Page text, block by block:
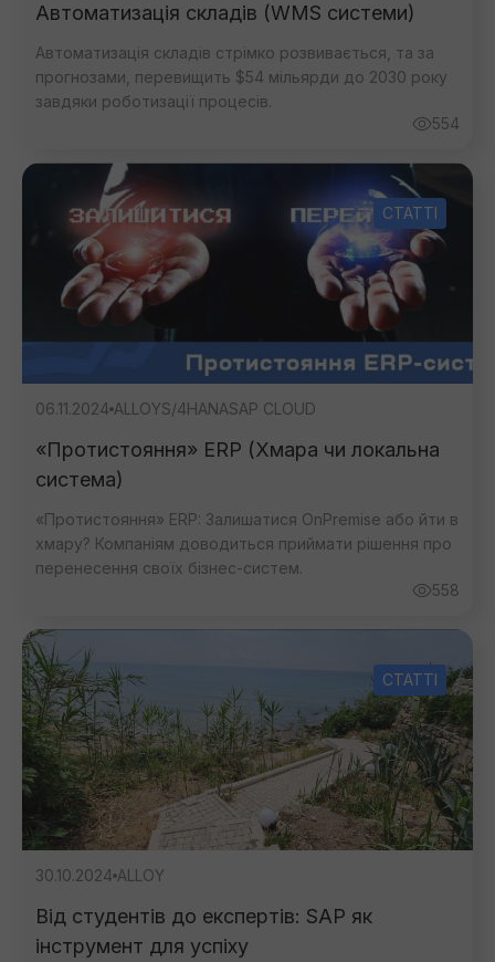
Автоматизація складів (WMS системи)
Автоматизація складів стрімко розвивається, та за
прогнозами, перевищить $54 мільярди до 2030 року
завдяки роботизації процесів.
554
СТАТТІ
06.11.2024 ALLOYS/4HANASAP CLOUD
«Протистояння» ERP (Хмара чи локальна
система)
«Протистояння» ERP: Залишатися OnPremise або йти в
хмару? Компаніям доводиться приймати рішення про
перенесення своїх бізнес-систем.
558
СТАТТІ
30.10.2024 ALLOY
Від студентів до експертів: SAP як
інструмент для успіху